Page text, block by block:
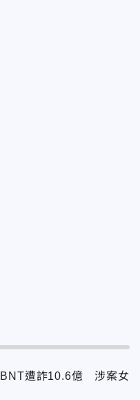
BNT遭詐10.6億 涉案女